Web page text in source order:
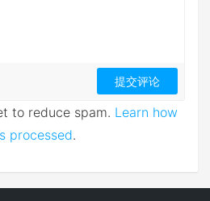
to reduce spam. Learn how
processed.